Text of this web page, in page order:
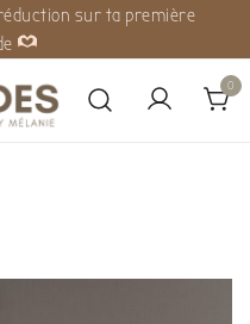
réduction sur ta première
0